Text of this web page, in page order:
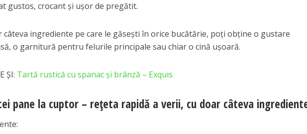
gustos, crocant și ușor de pregătit.
câteva ingrediente pe care le găsești în orice bucătărie, poți obține o gustare
o garnitură pentru felurile principale sau chiar o cină ușoară.
ȘI: Tartă rustică cu spanac și brânză – Exquis
pane la cuptor – rețeta rapidă a verii, cu doar câteva